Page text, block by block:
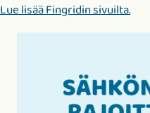
Lue lisää Fingridin sivuilta.